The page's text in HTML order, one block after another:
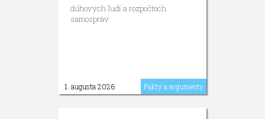
dúhových ľudí a rozpočtoch
samospráv
1. augusta 2026 Fakty a argumenty